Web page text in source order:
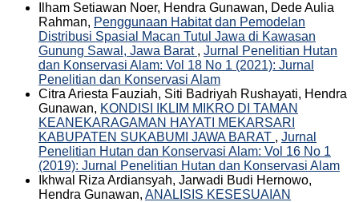
Ilham Setiawan Noer, Hendra Gunawan, Dede Aulia
Rahman, Penggunaan Habitat dan Pemodelan
Distribusi Spasial Macan Tutul Jawa di Kawasan
Gunung Sawal, Jawa Barat , Jurnal Penelitian Hutan
dan Konservasi Alam: Vol 18 No 1 (2021): Jurnal
Penelitian dan Konservasi Alam
Citra Ariesta Fauziah, Siti Badriyah Rushayati, Hendra
Gunawan, KONDISI IKLIM MIKRO DI TAMAN
KEANEKARAGAMAN HAYATI MEKARSARI
KABUPATEN SUKABUMI JAWA BARAT , Jurnal
Penelitian Hutan dan Konservasi Alam: Vol 16 No 1
(2019): Jurnal Penelitian Hutan dan Konservasi Alam
Ikhwal Riza Ardiansyah, Jarwadi Budi Hernowo,
Hendra Gunawan, ANALISIS KESESUAIAN